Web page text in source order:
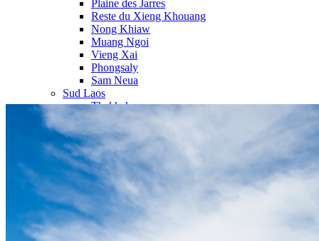
Plaine des Jarres
Reste du Xieng Khouang
Nong Khiaw
Muang Ngoi
Vieng Xai
Phongsaly
Sam Neua
Sud Laos
Thakhek
Khammouane
Salavan
Paksé
4000 Iles
Champassak
Vat Phou
Plateau des Boloven
Nos circuits
Organisation